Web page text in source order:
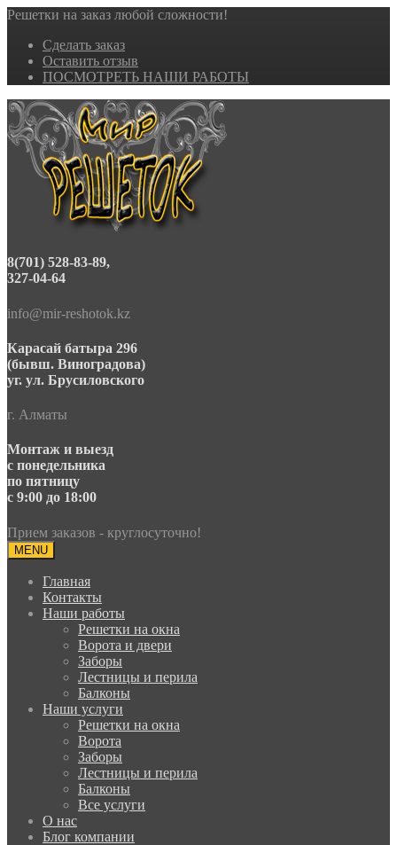
Решетки на заказ любой сложности!
Сделать заказ
Оставить отзыв
ПОСМОТРЕТЬ НАШИ РАБОТЫ
8(701) 528-83-89,
327-04-64
info@mir-reshotok.kz
Карасай батыра 296
(бывш. Виноградова)
уг. ул. Брусиловского
г. Алматы
Монтаж и выезд
с понедельника
по пятницу
с 9:00 до 18:00
Прием заказов - круглосуточно!
MENU
Главная
Контакты
Наши работы
Решетки на окна
Ворота и двери
Заборы
Лестницы и перила
Балконы
Наши услуги
Решетки на окна
Ворота
Заборы
Лестницы и перила
Балконы
Все услуги
О нас
Блог компании